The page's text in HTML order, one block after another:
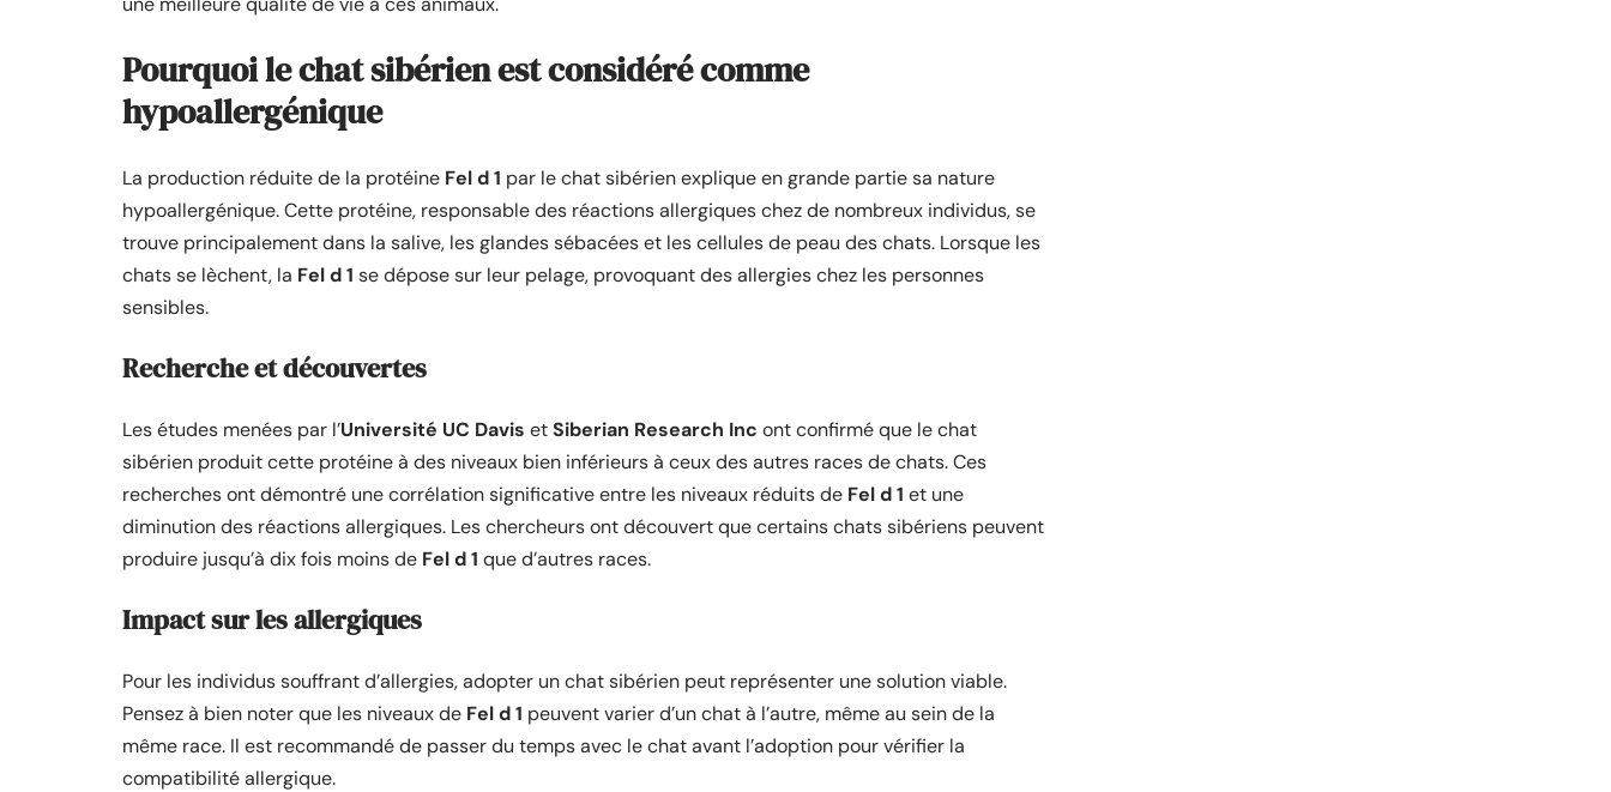
Pourquoi le chat sibérien est considéré comme
hypoallergénique
La production réduite de la protéine Fel d 1 par le chat sibérien explique en grande partie sa nature
hypoallergénique. Cette protéine, responsable des réactions allergiques chez de nombreux individus, se
trouve principalement dans la salive, les glandes sébacées et les cellules de peau des chats. Lorsque les
chats se lèchent, la Fel d 1 se dépose sur leur pelage, provoquant des allergies chez les personnes
sensibles.
Recherche et découvertes
Les études menées par l’Université UC Davis etSiberian Research Inc ont confirmé que le chat
sibérien produit cette protéine à des niveaux bien inférieurs à ceux des autres races de chats. Ces
recherches ont démontré une corrélation significative entre les niveaux réduits de Fel d 1 et une
diminution des réactions allergiques. Les chercheurs ont découvert que certains chats sibériens peuvent
produire jusqu’à dix fois moins de Fel d 1 que d’autres races.
Impact sur les allergiques
Pour les individus souffrant d’allergies, adopter un chat sibérien peut représenter une solution viable.
Pensez à bien noter que les niveaux de Fel d 1 peuvent varier d’un chat à l’autre, même au sein de la
même race. Il est recommandé de passer du temps avec le chat avant l’adoption pour vérifier la
compatibilité allergique.